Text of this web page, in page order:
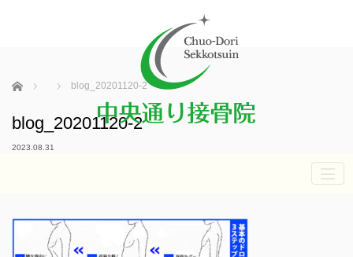
ホーム blog_20201120-2
blog_20201120-2
2023.08.31